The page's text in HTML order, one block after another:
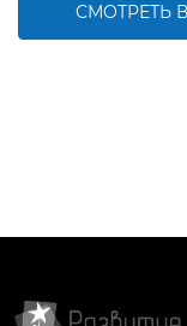
СМОТРЕТЬ